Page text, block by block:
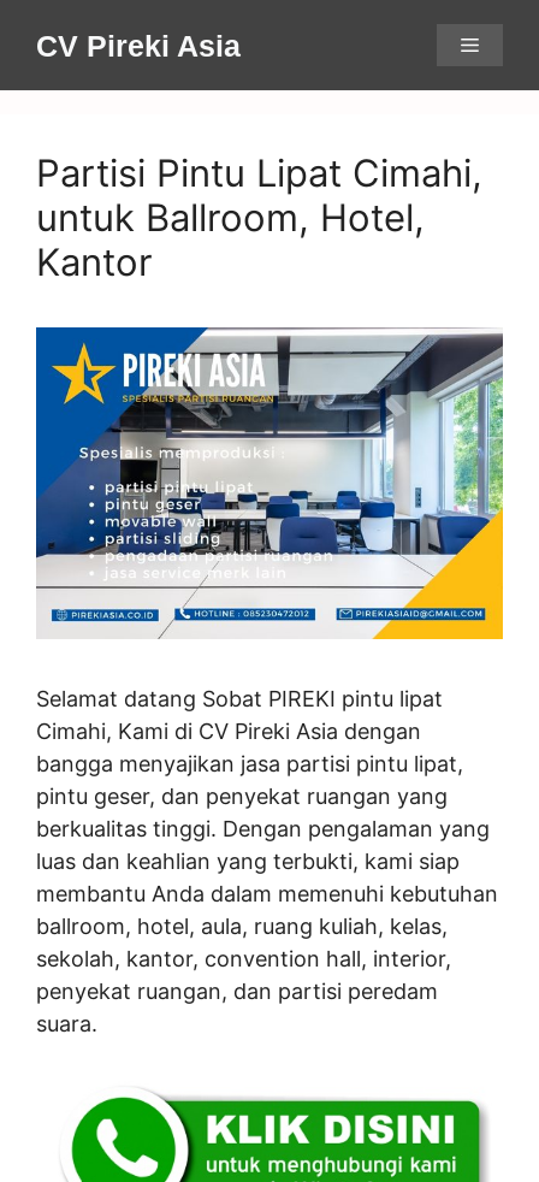
CV Pireki Asia Menu
Partisi Pintu Lipat Cimahi,
untuk Ballroom, Hotel,
Kantor
Selamat datang Sobat PIREKI pintu lipat
Cimahi, Kami di CV Pireki Asia dengan
bangga menyajikan jasa partisi pintu lipat,
pintu geser, dan penyekat ruangan yang
berkualitas tinggi. Dengan pengalaman yang
luas dan keahlian yang terbukti, kami siap
membantu Anda dalam memenuhi kebutuhan
ballroom, hotel, aula, ruang kuliah, kelas,
sekolah, kantor, convention hall, interior,
penyekat ruangan, dan partisi peredam
suara.